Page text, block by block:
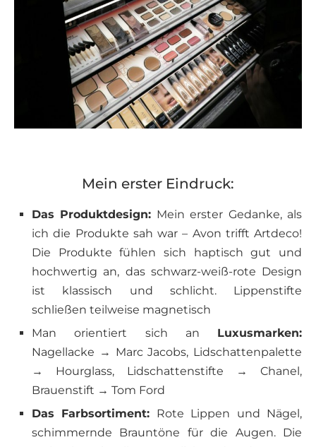
Mein erster Eindruck:
Das Produktdesign: Mein erster Gedanke, als
ich die Produkte sah war – Avon trifft Artdeco!
Die Produkte fühlen sich haptisch gut und
hochwertig an, das schwarz-weiß-rote Design
ist klassisch und schlicht. Lippenstifte
schließen teilweise magnetisch
Man orientiert sich an Luxusmarken:
Nagellacke → Marc Jacobs, Lidschattenpalette
→ Hourglass, Lidschattenstifte → Chanel,
Brauenstift → Tom Ford
Das Farbsortiment: Rote Lippen und Nägel,
schimmernde Brauntöne für die Augen. Die